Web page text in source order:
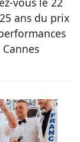
ans du prix